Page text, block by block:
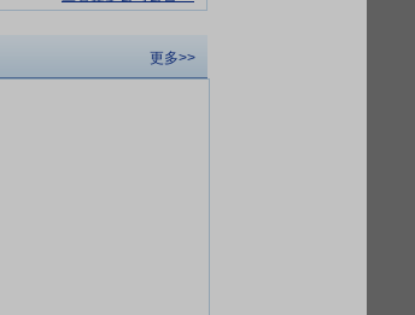
更多>>